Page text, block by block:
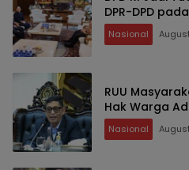
DPR-DPD
Nasional
RUU
Hak Warga
Nasional